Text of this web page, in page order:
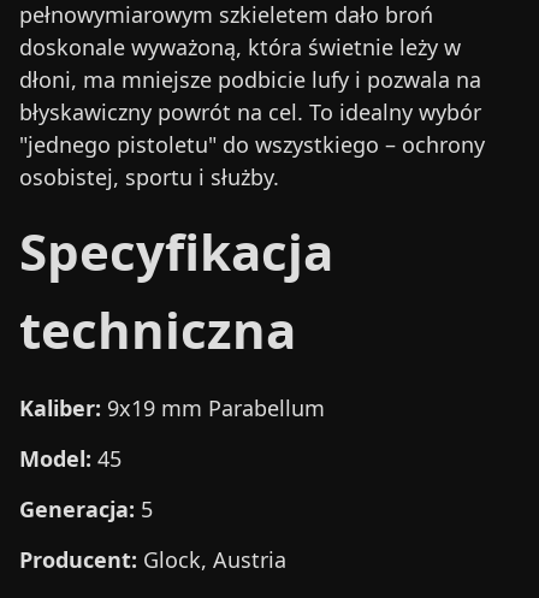
pełnowymiarowym szkieletem dało broń
doskonale wyważoną, która świetnie leży w
dłoni, ma mniejsze podbicie lufy i pozwala na
błyskawiczny powrót na cel. To idealny wybór
"jednego pistoletu" do wszystkiego – ochrony
osobistej, sportu i służby.
Specyfikacja
techniczna
Kaliber: 9x19 mm Parabellum
Model: 45
Generacja: 5
Producent: Glock, Austria